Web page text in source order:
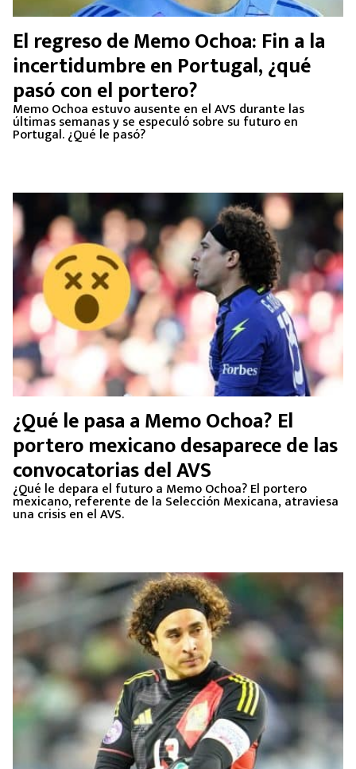
El regreso de Memo Ochoa: Fin a la
incertidumbre en Portugal, ¿qué
pasó con el portero?
Memo Ochoa estuvo ausente en el AVS durante las
últimas semanas y se especuló sobre su futuro en
Portugal. ¿Qué le pasó?
¿Qué le pasa a Memo Ochoa? El
portero mexicano desaparece de las
convocatorias del AVS
¿Qué le depara el futuro a Memo Ochoa? El portero
mexicano, referente de la Selección Mexicana, atraviesa
una crisis en el AVS.